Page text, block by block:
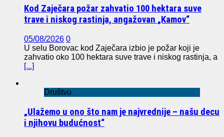
Kod Zaječara požar zahvatio 100 hektara suve
trave i niskog rastinja, angažovan „Kamov“
05/08/2026 0
U selu Borovac kod Zaječara izbio je požar koji je
zahvatio oko 100 hektara suve trave i niskog rastinja, a
[...]
Društvo
„Ulažemo u ono što nam je najvrednije – našu decu
i njihovu budućnost“